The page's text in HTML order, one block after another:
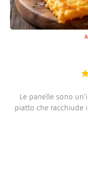
Le panelle sono
piatto che racchiude